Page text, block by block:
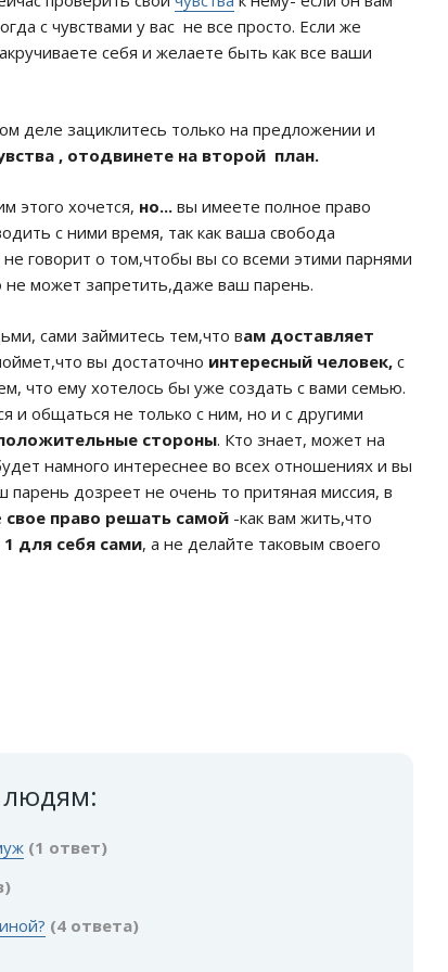
с чувствами у вас не все просто. Если же
себя и желаете быть как все ваши
деле зациклитесь только на предложении и
, отодвинете на второй план.
этого хочется, но... вы имеете полное право
с ними время, так как ваша свобода
говорит о том,чтобы вы со всеми этими парнями
может запретить,даже ваш парень.
сами займитесь тем,что вам доставляет
вы достаточно интересный человек, с
что ему хотелось бы уже создать с вами семью.
и общаться не только с ним, но и с другими
стороны. Кто знает, может на
намного интереснее во всех отношениях и вы
парень дозреет не очень то притяная миссия, в
свое право решать самой -как вам жить,что
для себя сами, а не делайте таковым своего
людям:
(1 ответ)
(4 ответа)